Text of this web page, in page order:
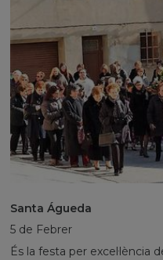
Santa Águeda
5 de Febrer
És la festa per excel·lència